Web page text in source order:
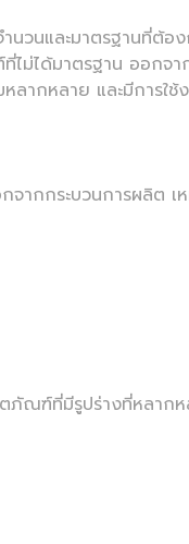
วนและมาตรฐานที่ต้อ
ได้มาตรฐาน ออกจา
กหลาย และมีการใช้
ากกระบวนการผลิต เ
ฑ์ที่มีรูปร่างที่หลากห